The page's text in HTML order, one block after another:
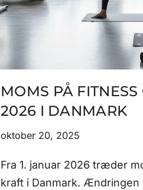
MOMS PÅ
2026 I DANMARK
oktober 20, 2025
Fra 1. januar 2026 træder
kraft i Danmark. Ændringen